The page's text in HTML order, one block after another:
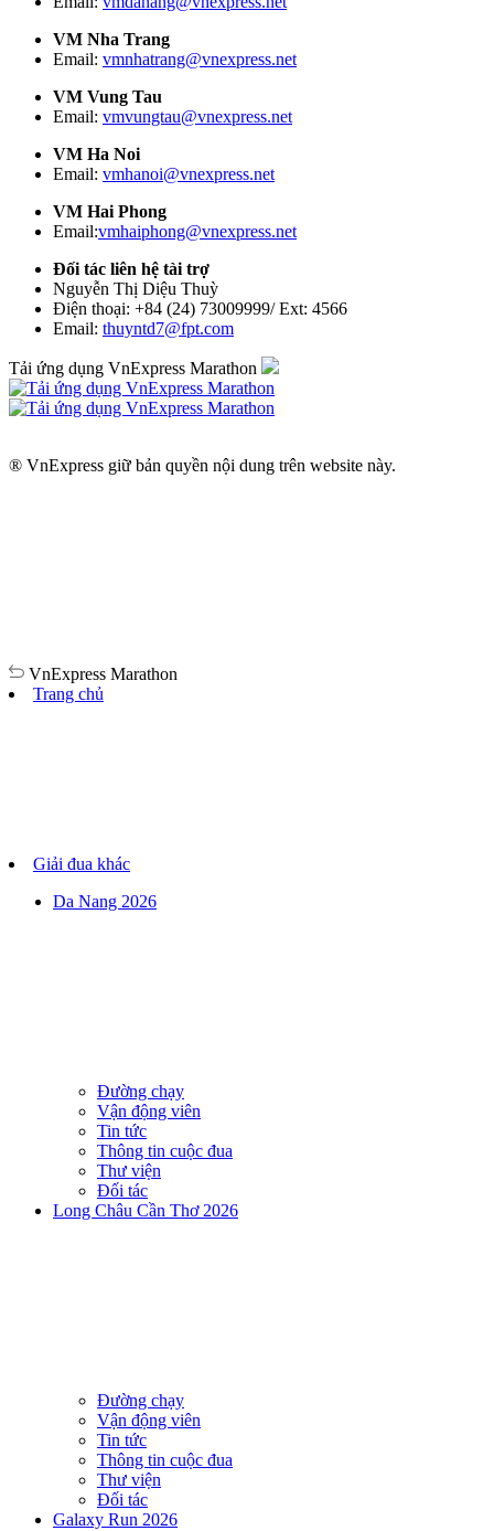
VM Nha Trang
Email: vmnhatrang@vnexpress.net
VM Vung Tau
Email: vmvungtau@vnexpress.net
VM Ha Noi
Email: vmhanoi@vnexpress.net
VM Hai Phong
Email:vmhaiphong@vnexpress.net
Đối tác liên hệ tài trợ
Nguyễn Thị Diệu Thuỳ
Điện thoại: +84 (24) 73009999/ Ext: 4566
Email: thuyntd7@fpt.com
Tải ứng dụng VnExpress Marathon
® VnExpress giữ bản quyền nội dung trên website này.
VnExpress Marathon
Trang chủ
Giải đua khác
Da Nang 2026
Đường chạy
Vận động viên
Tin tức
Thông tin cuộc đua
Thư viện
Đối tác
Long Châu Cần Thơ 2026
Đường chạy
Vận động viên
Tin tức
Thông tin cuộc đua
Thư viện
Đối tác
Galaxy Run 2026